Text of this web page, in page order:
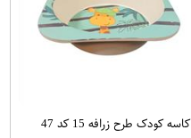
کاسه کودک طرح زرافه 15 کد 47